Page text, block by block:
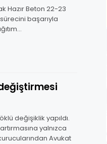
Hazır Beton 22-23
başarıyla
değişiklik yapıldı.
yalnızca
Avukat